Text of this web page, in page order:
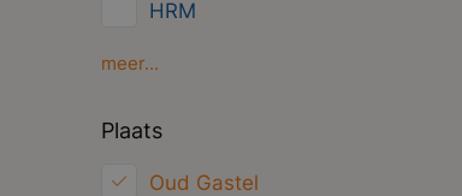
HRM
Inkoop/Logistiek
meer...
Plaats
Oud Gastel